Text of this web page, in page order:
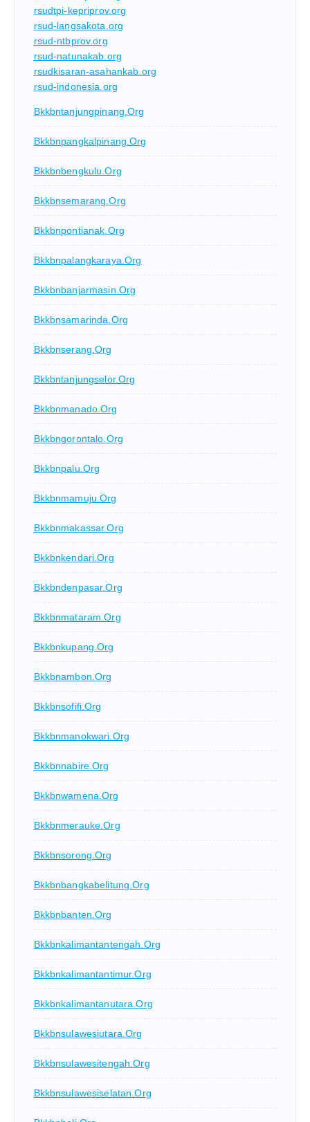
rsudtpi-kepriprov.org
rsud-langsakota.org
rsud-ntbprov.org
rsud-natunakab.org
rsudkisaran-asahankab.org
rsud-indonesia.org
Bkkbntanjungpinang.org
Bkkbnpangkalpinang.org
Bkkbnbengkulu.org
Bkkbnsemarang.org
Bkkbnpontianak.org
Bkkbnpalangkaraya.org
Bkkbnbanjarmasin.org
Bkkbnsamarinda.org
Bkkbnserang.org
Bkkbntanjungselor.org
Bkkbnmanado.org
Bkkbngorontalo.org
Bkkbnpalu.org
Bkkbnmamuju.org
Bkkbnmakassar.org
Bkkbnkendari.org
Bkkbndenpasar.org
Bkkbnmataram.org
Bkkbnkupang.org
Bkkbnambon.org
Bkkbnsofifi.org
Bkkbnmanokwari.org
Bkkbnnabire.org
Bkkbnwamena.org
Bkkbnmerauke.org
Bkkbnsorong.org
Bkkbnbangkabelitung.org
Bkkbnbanten.org
Bkkbnkalimantantengah.org
Bkkbnkalimantantimur.org
Bkkbnkalimantanutara.org
Bkkbnsulawesiutara.org
Bkkbnsulawesitengah.org
Bkkbnsulawesiselatan.org